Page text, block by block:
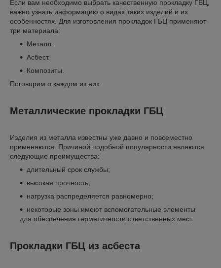
Если вам необходимо выбрать качественную прокладку ГБЦ,
важно узнать информацию о видах таких изделий и их
особенностях. Для изготовления прокладок ГБЦ применяют
три материала:
Металл.
Асбест.
Композиты.
Поговорим о каждом из них.
Металлические прокладки ГБЦ
Изделия из металла известны уже давно и повсеместно
применяются. Причиной подобной популярности являются
следующие преимущества:
длительный срок службы;
высокая прочность;
нагрузка распределяется равномерно;
некоторые зоны имеют вспомогательные элементы
для обеспечения герметичности ответственных мест.
Прокладки ГБЦ из асбеста